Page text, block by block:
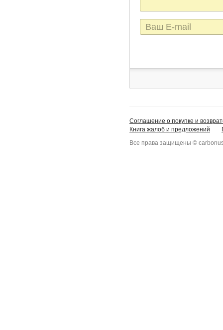
E-
mail
Соглашение о покупке и
Книга жалоб и предложений
Все права защищены ©